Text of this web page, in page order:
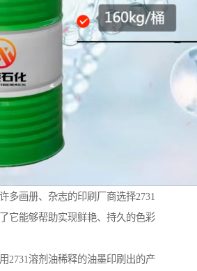
多画册、杂志的印刷厂商选择2731
它能够帮助实现鲜艳、持久的色彩
2731溶剂油稀释的油墨印刷出的产